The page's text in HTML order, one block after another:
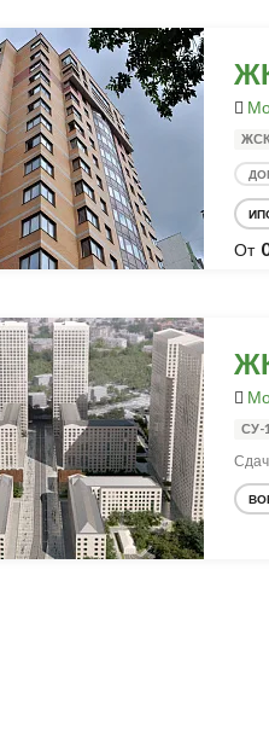
От
СУ-